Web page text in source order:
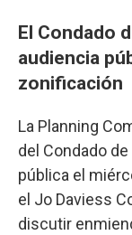
El Condado
audiencia
zonificación
La Planning
del Condado
pública el
el Jo Daviess
discutir